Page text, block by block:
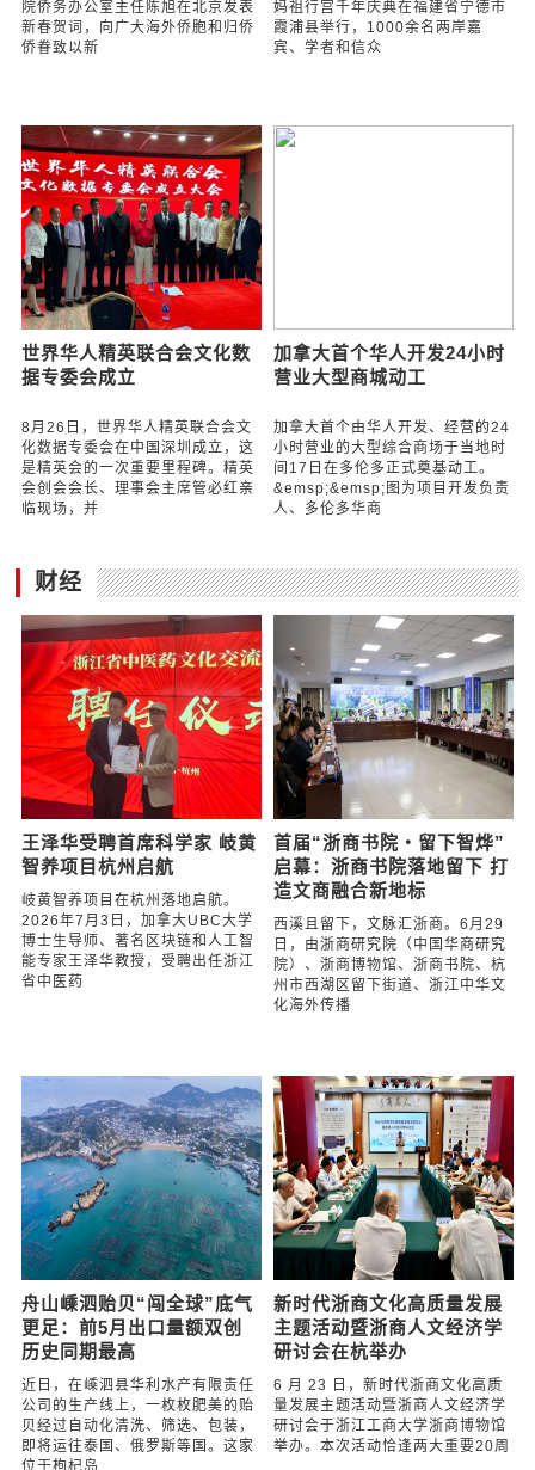
院侨务办公室主任陈旭在北京发表
新春贺词，向广大海外侨胞和归侨
侨眷致以新
妈祖行宫千年庆典在福建省宁德市
霞浦县举行，1000余名两岸嘉
宾、学者和信众
世界华人精英联合会文化数
据专委会成立
8月26日，世界华人精英联合会文
化数据专委会在中国深圳成立，这
是精英会的一次重要里程碑。精英
会创会会长、理事会主席管必红亲
临现场，并
加拿大首个华人开发24小时
营业大型商城动工
加拿大首个由华人开发、经营的24
小时营业的大型综合商场于当地时
间17日在多伦多正式奠基动工。
&emsp;&emsp;图为项目开发负责
人、多伦多华商
财经
王泽华受聘首席科学家 岐黄
智养项目杭州启航
岐黄智养项目在杭州落地启航。
2026年7月3日，加拿大UBC大学
博士生导师、著名区块链和人工智
能专家王泽华教授，受聘出任浙江
省中医药
首届“浙商书院・留下智烨”
启幕：浙商书院落地留下 打
造文商融合新地标
西溪且留下，文脉汇浙商。6月29
日，由浙商研究院（中国华商研究
院）、浙商博物馆、浙商书院、杭
州市西湖区留下街道、浙江中华文
化海外传播
舟山嵊泗贻贝“闯全球”底气
更足：前5月出口量额双创
历史同期最高
近日，在嵊泗县华利水产有限责任
公司的生产线上，一枚枚肥美的贻
贝经过自动化清洗、筛选、包装，
即将运往泰国、俄罗斯等国。这家
位于枸杞岛
新时代浙商文化高质量发展
主题活动暨浙商人文经济学
研讨会在杭举办
6 月 23 日，新时代浙商文化高质
量发展主题活动暨浙商人文经济学
研讨会于浙江工商大学浙商博物馆
举办。本次活动恰逢两大重要20周